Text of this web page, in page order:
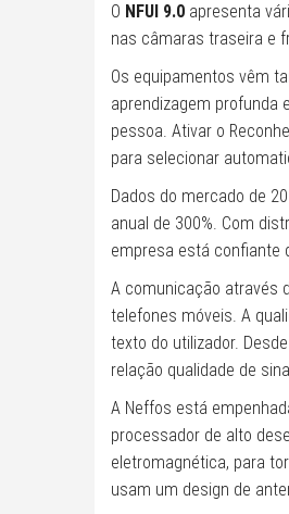
O NFUI 9.0 apresenta
nas câmaras traseira e
Os equipamentos vêm
aprendizagem profunda
pessoa. Ativar o
para selecionar
Dados do mercado de
anual de 300%. Com
empresa está confiante
A comunicação através
telefones móveis. A
texto do utilizador.
relação qualidade de
A Neffos está
processador de alto
eletromagnética, para
usam um design de